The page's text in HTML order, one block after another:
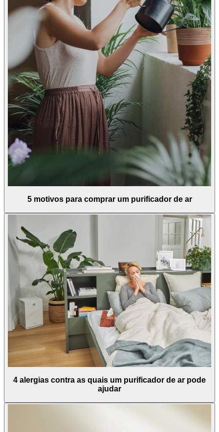
5 motivos para comprar um purificador de ar
4 alergias contra as quais um purificador de ar pode
ajudar